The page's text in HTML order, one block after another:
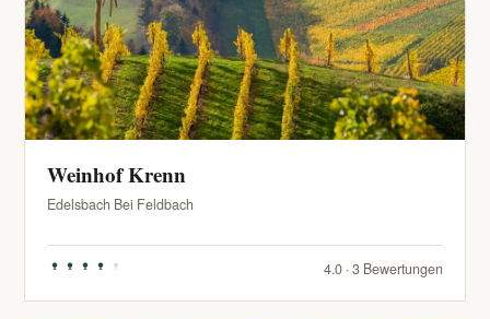
Weinhof Krenn
Edelsbach Bei Feldbach
4.0 · 3 Bewertungen